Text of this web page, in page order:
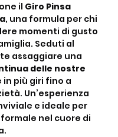
il Giro Pinsa
, una formula per chi
momenti di gusto
Seduti al
assaggiare una
delle nostre
in più giri fino a
Un’esperienza
e ideale per
nel cuore di